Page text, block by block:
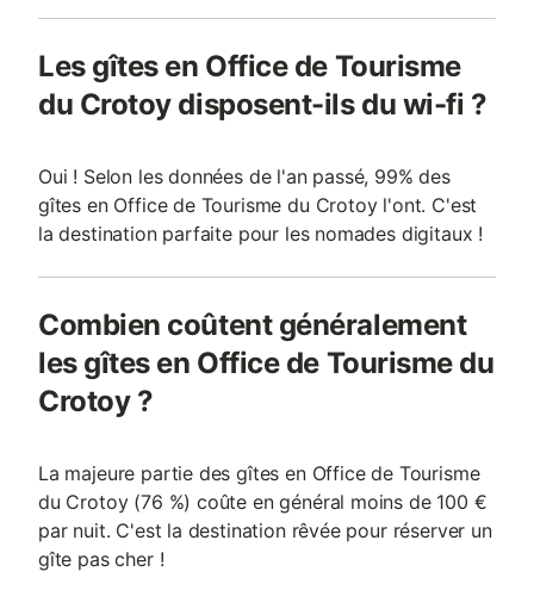
Les gîtes en Office de Tourisme
du Crotoy disposent-ils du wi-fi ?
Oui ! Selon les données de l'an passé, 99% des
gîtes en Office de Tourisme du Crotoy l'ont. C'est
la destination parfaite pour les nomades digitaux !
Combien coûtent généralement
les gîtes en Office de Tourisme du
Crotoy ?
La majeure partie des gîtes en Office de Tourisme
du Crotoy (76 %) coûte en général moins de 100 €
par nuit. C'est la destination rêvée pour réserver un
gîte pas cher !